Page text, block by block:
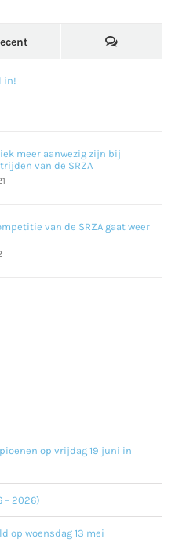
Reacties
in!
meer aanwezig zijn bij
van de SRZA
van de SRZA gaat weer
op vrijdag 19 juni in
– 2026)
op woensdag 13 mei